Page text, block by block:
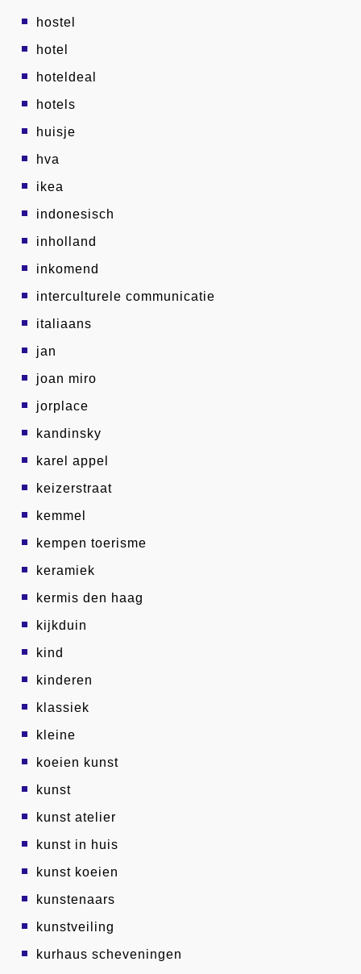
hostel
hotel
hoteldeal
hotels
huisje
hva
ikea
indonesisch
inholland
inkomend
interculturele communicatie
italiaans
jan
joan miro
jorplace
kandinsky
karel appel
keizerstraat
kemmel
kempen toerisme
keramiek
kermis den haag
kijkduin
kind
kinderen
klassiek
kleine
koeien kunst
kunst
kunst atelier
kunst in huis
kunst koeien
kunstenaars
kunstveiling
kurhaus scheveningen